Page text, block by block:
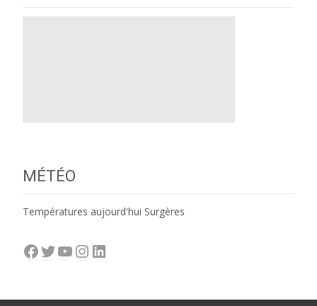
MÉTÉO
Températures aujourd'hui Surgères
Facebook
Twitter
YouTube
Instagram
LinkedIn